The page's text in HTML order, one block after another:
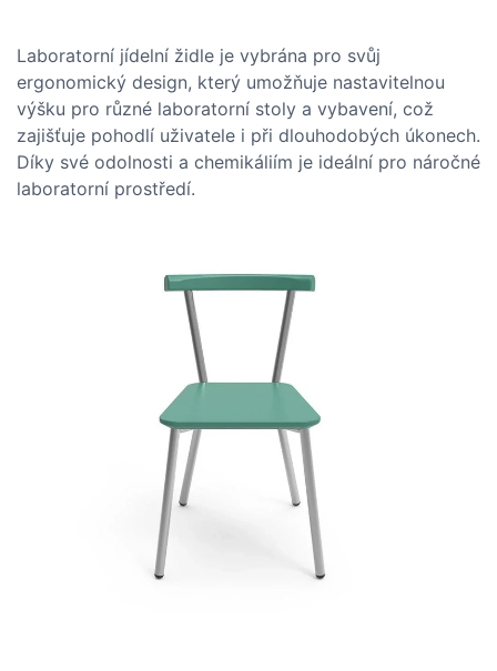
Laboratorní jídelní židle je vybrána pro svůj
ergonomický design, který umožňuje nastavitelnou
výšku pro různé laboratorní stoly a vybavení, což
zajišťuje pohodlí uživatele i při dlouhodobých úkonech.
Díky své odolnosti a chemikáliím je ideální pro náročné
laboratorní prostředí.